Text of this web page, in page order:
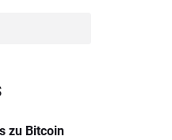
zu Bitcoin